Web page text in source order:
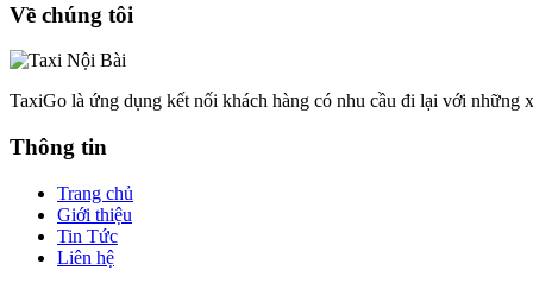
Về chúng tôi
TaxiGo là ứng dụng kết nối khách hàng có nhu cầu đi lại với những
Thông tin
Trang chủ
Giới thiệu
Tin Tức
Liên hệ